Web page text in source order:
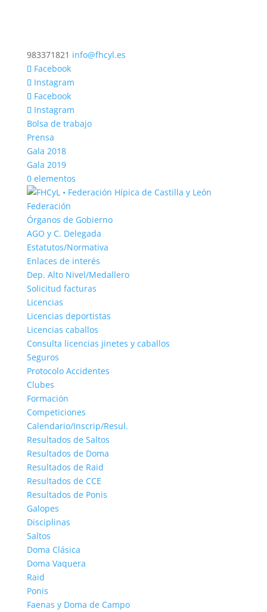
983371821 info@fhcyl.es
Facebook
Instagram
Facebook
Instagram
Bolsa de trabajo
Prensa
Gala 2018
Gala 2019
0 elementos
Federación
Órganos de Gobierno
AGO y C. Delegada
Estatutos/Normativa
Enlaces de interés
Dep. Alto Nivel/Medallero
Solicitud facturas
Licencias
Licencias deportistas
Licencias caballos
Consulta licencias jinetes y caballos
Seguros
Protocolo Accidentes
Clubes
Formación
Competiciones
Calendario/Inscrip/Resul.
Resultados de Saltos
Resultados de Doma
Resultados de Raid
Resultados de CCE
Resultados de Ponis
Galopes
Disciplinas
Saltos
Doma Clásica
Doma Vaquera
Raid
Ponis
Faenas y Doma de Campo